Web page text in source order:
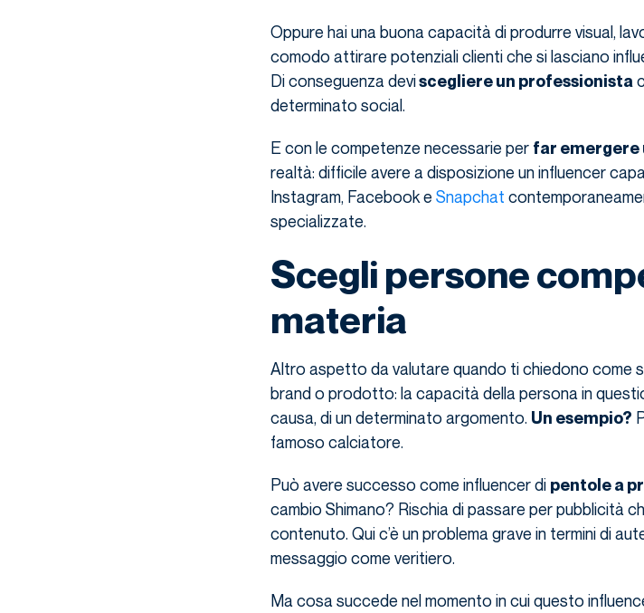
Oppure hai una buona capacità di produrre visual,
comodo attirare potenziali clienti che si lasciano
Di conseguenza deviscegliere un professionista
determinato social.
E con le competenze necessarie per far emergere
realtà: difficile avere a disposizione un influencer
Instagram, Facebook e Snapchat
specializzate.
Scegli persone
materia
Altro aspetto da valutare quando ti chiedono come
brand o prodotto: la capacità della persona in
causa, di un determinato argomento. Un esempio?
famoso calciatore.
Può avere successo come influencer di pentole a
cambio Shimano? Rischia di passare per pubblicità
contenuto. Qui c’è un problema grave in termini di
messaggio come veritiero.
Ma cosa succede nel momento in cui questo